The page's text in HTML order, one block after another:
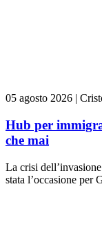
05 agosto 2026 |
Hub per
che mai
La crisi
stata l’occasione per